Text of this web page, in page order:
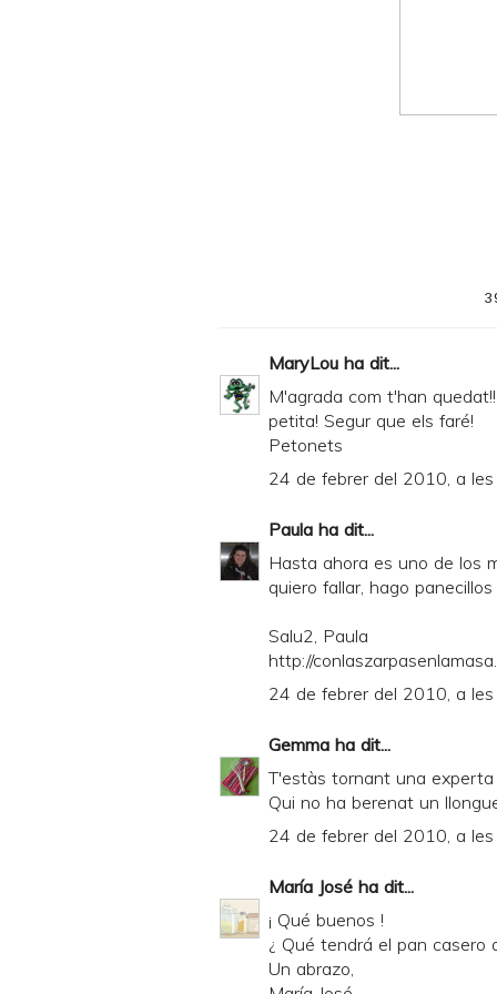
MaryLou ha dit...
M'agrada com t'han
petita! Segur que els faré!
Petonets
24 de febrer del 2010, a
Paula ha dit...
Hasta ahora es uno de los
quiero fallar, hago
Salu2, Paula
http://
24 de febrer del 2010, a
Gemma ha dit...
T'estàs tornant una
Qui no ha berenat un
24 de febrer del 2010, a
María José ha dit...
¡ Qué buenos !
¿ Qué tendrá el pan casero
Un abrazo,